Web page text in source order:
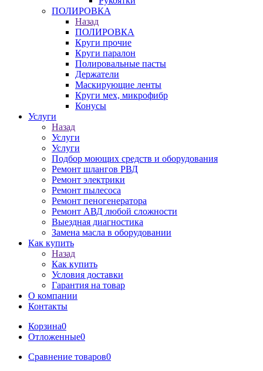
ПОЛИРОВКА
Назад
ПОЛИРОВКА
Круги прочие
Круги паралон
Полировальные пасты
Держатели
Маскирующие ленты
Круги мех, микрофибр
Конусы
Услуги
Назад
Услуги
Услуги
Подбор моющих средств и оборудования
Ремонт шлангов РВД
Ремонт электрики
Ремонт пылесоса
Ремонт пеногенератора
Ремонт АВД любой сложности
Выездная диагностика
Замена масла в оборудовании
Как купить
Назад
Как купить
Условия доставки
Гарантия на товар
О компании
Контакты
Корзина0
Отложенные0
Сравнение товаров0